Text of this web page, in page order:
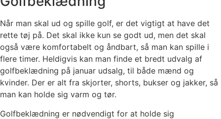
Når man skal ud og spille golf, er det vigtigt at have det
rette tøj på. Det skal ikke kun se godt ud, men det skal
også være komfortabelt og åndbart, så man kan spille i
flere timer. Heldigvis kan man finde et bredt udvalg af
golfbeklædning på januar udsalg, til både mænd og
kvinder. Der er alt fra skjorter, shorts, bukser og jakker, så
man kan holde sig varm og tør.
Golfbeklædning er nødvendigt for at holde sig